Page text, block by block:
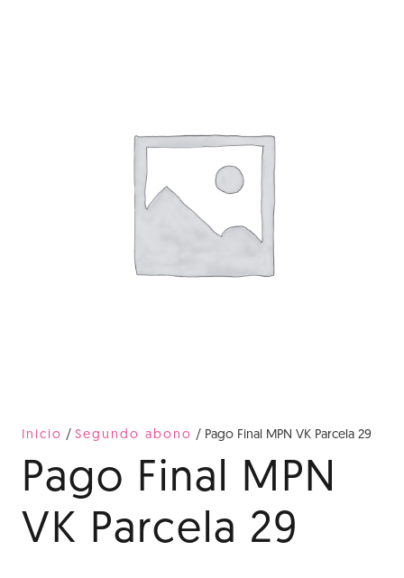
Inicio / Segundo abono / Pago Final MPN VK Parcela 29
Pago Final MPN
VK Parcela 29